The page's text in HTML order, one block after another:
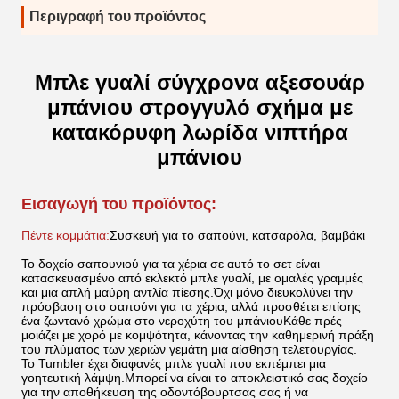
Περιγραφή του προϊόντος
Μπλε γυαλί σύγχρονα αξεσουάρ
μπάνιου στρογγυλό σχήμα με
κατακόρυφη λωρίδα νιπτήρα
μπάνιου
Εισαγωγή του προϊόντος:
Πέντε κομμάτια:Συσκευή για το σαπούνι, κατσαρόλα, βαμβάκι
Το δοχείο σαπουνιού για τα χέρια σε αυτό το σετ είναι
κατασκευασμένο από εκλεκτό μπλε γυαλί, με ομαλές γραμμές
και μια απλή μαύρη αντλία πίεσης.Όχι μόνο διευκολύνει την
πρόσβαση στο σαπούνι για τα χέρια, αλλά προσθέτει επίσης
ένα ζωντανό χρώμα στο νεροχύτη του μπάνιουΚάθε πρές
μοιάζει με χορό με κομψότητα, κάνοντας την καθημερινή πράξη
του πλύματος των χεριών γεμάτη μια αίσθηση τελετουργίας.
Το Tumbler έχει διαφανές μπλε γυαλί που εκπέμπει μια
γοητευτική λάμψη.Μπορεί να είναι το αποκλειστικό σας δοχείο
για την αποθήκευση της οδοντόβουρτσας σας ή να